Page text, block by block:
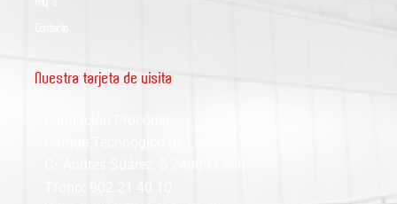
Nuestra tarjeta de visita